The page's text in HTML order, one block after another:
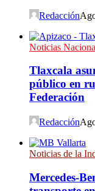
Redacción
Noticias
Tlaxcala
público en
Federación
Redacción
Noticias de la
Mercedes-